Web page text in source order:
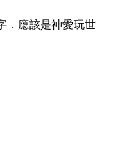
．應該是神愛玩世